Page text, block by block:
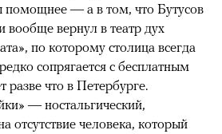
помощнее — а в том, что Бутусов
вообще вернул в театр дух
по которому столица всегда
сопрягается с бесплатным
что в Петербурге.
— ностальгический,
отсутствие человека, который